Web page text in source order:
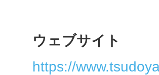
ウェブサイト
https://